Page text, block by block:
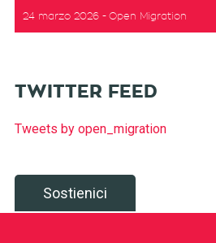
24 marzo 2026 Open Migration
TWITTER FEED
Tweets by open_migration
Sostienici